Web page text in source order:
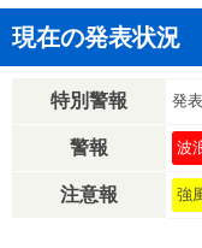
現在の発表状況
特別警報 発
警報 波
注意報 強